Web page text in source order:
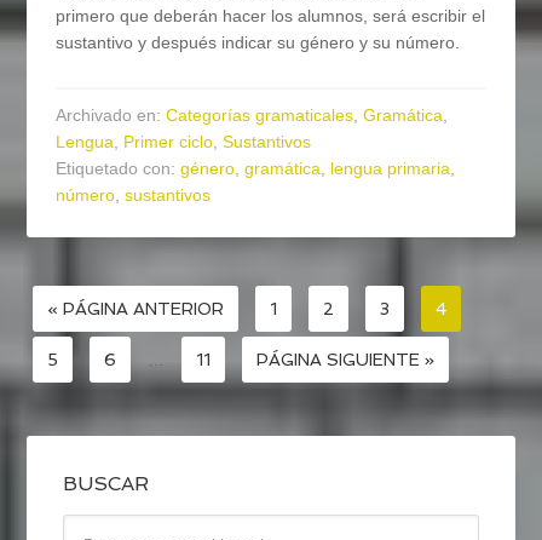
primero que deberán hacer los alumnos, será escribir el
sustantivo y después indicar su género y su número.
Archivado en:Categorías gramaticales,Gramática,
Lengua, Primer ciclo,Sustantivos
Etiquetado con:género,gramática, lengua primaria,
número,sustantivos
« PÁGINA ANTERIOR 1 2 3 4
5 6 … 11 PÁGINA SIGUIENTE »
BUSCAR